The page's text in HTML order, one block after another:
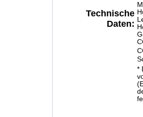
Technische
Daten:
*